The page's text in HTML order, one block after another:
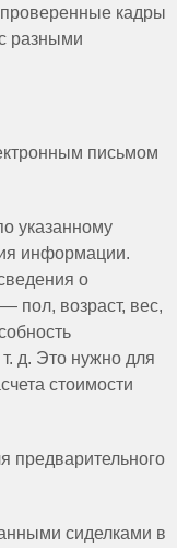
проверенные кадры
разными
письмом
указанному
информации.
о
пол, возраст, вес,
д. Это нужно для
стоимости
предварительного
сиделками в